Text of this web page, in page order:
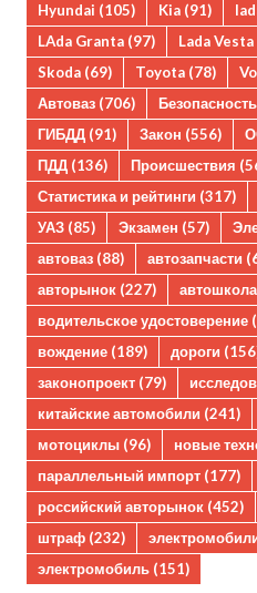
Hyundai (105) Kia (91)
LAda Granta (97) Lada Vesta
Skoda (69) Toyota (78)
Автоваз (706) Безопасность
ГИБДД (91) Закон (556)
ПДД (136) Происшествия
Статистика и рейтинги (317)
УАЗ (85) Экзамен (57)
автоваз (88) автозапчасти
авторынок (227) автошкола
водительское удостоверение
вождение (189) дороги
законопроект (79)
китайские автомобили (241)
мотоциклы (96) новые
параллельный импорт (177)
российский авторынок (452)
штраф (232)
электромобиль (151)